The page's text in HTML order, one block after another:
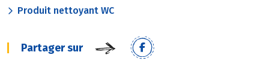
Produit nettoyant WC
Partager sur